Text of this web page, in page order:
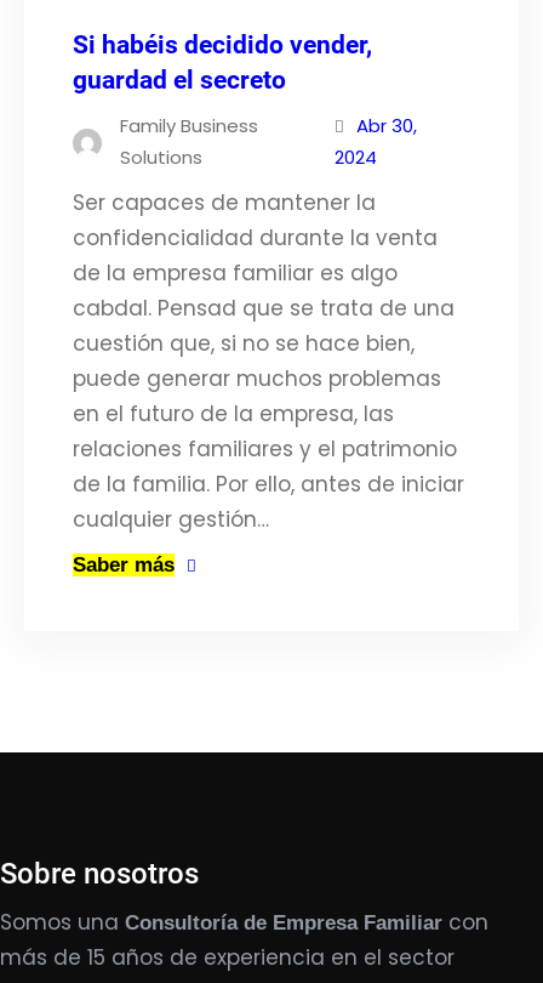
Si habéis decidido vender,
guardad el secreto
Family Business
Solutions
Abr 30,
2024
Ser capaces de mantener la
confidencialidad durante la venta
de la empresa familiar es algo
cabdal. Pensad que se trata de una
cuestión que, si no se hace bien,
puede generar muchos problemas
en el futuro de la empresa, las
relaciones familiares y el patrimonio
de la familia. Por ello, antes de iniciar
cualquier gestión…
Saber más
Sobre nosotros
Somos una Consultoría de Empresa Familiar con
más de 15 años de experiencia en el sector